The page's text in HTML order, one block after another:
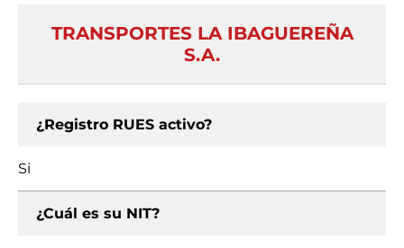
TRANSPORTES LA IBAGUEREÑA
S.A.
¿Registro RUES activo?
Si
¿Cuál es su NIT?